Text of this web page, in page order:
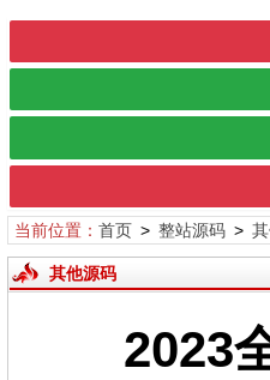
当前位置： 首页> 整站源码>
其他源码
2023